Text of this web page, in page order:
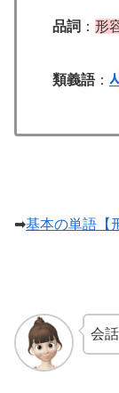
品詞 ： 形
類義語：
➡基本の単語【
会